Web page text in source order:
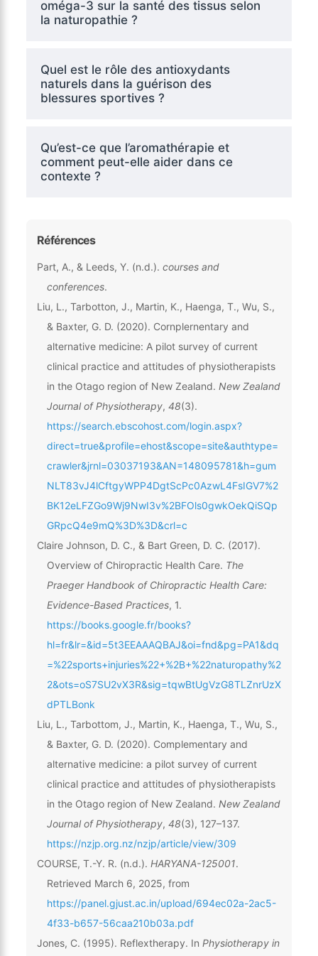
oméga-3 sur la santé des tissus selon
la naturopathie ?
Quel est le rôle des antioxydants
naturels dans la guérison des
blessures sportives ?
Qu’est-ce que l’aromathérapie et
comment peut-elle aider dans ce
contexte ?
Références
Part, A., & Leeds, Y. (n.d.). courses and
conferences.
Liu, L., Tarbotton, J., Martin, K., Haenga, T., Wu, S.,
& Baxter, G. D. (2020). Cornplernentary and
alternative medicine: A pilot survey of current
clinical practice and attitudes of physiotherapists
in the Otago region of New Zealand. New Zealand
Journal of Physiotherapy, 48(3).
https://search.ebscohost.com/login.aspx?
direct=true&profile=ehost&scope=site&authtype=
crawler&jrnl=03037193&AN=148095781&h=gum
NLT83vJ4lCftgyWPP4DgtScPc0AzwL4FsIGV7%2
BK12eLFZGo9Wj9NwI3v%2BFOls0gwkOekQiSQp
GRpcQ4e9mQ%3D%3D&crl=c
Claire Johnson, D. C., & Bart Green, D. C. (2017).
Overview of Chiropractic Health Care. The
Praeger Handbook of Chiropractic Health Care:
Evidence-Based Practices, 1.
https://books.google.fr/books?
hl=fr&lr=&id=5t3EEAAAQBAJ&oi=fnd&pg=PA1&dq
=%22sports+injuries%22+%2B+%22naturopathy%2
2&ots=oS7SU2vX3R&sig=tqwBtUgVzG8TLZnrUzX
dPTLBonk
Liu, L., Tarbottom, J., Martin, K., Haenga, T., Wu, S.,
& Baxter, G. D. (2020). Complementary and
alternative medicine: a pilot survey of current
clinical practice and attitudes of physiotherapists
in the Otago region of New Zealand. New Zealand
Journal of Physiotherapy, 48(3), 127–137.
https://nzjp.org.nz/nzjp/article/view/309
COURSE, T.-Y. R. (n.d.). HARYANA-125001.
Retrieved March 6, 2025, from
https://panel.gjust.ac.in/upload/694ec02a-2ac5-
4f33-b657-56caa210b03a.pdf
Jones, C. (1995). Reflextherapy. In Physiotherapy in